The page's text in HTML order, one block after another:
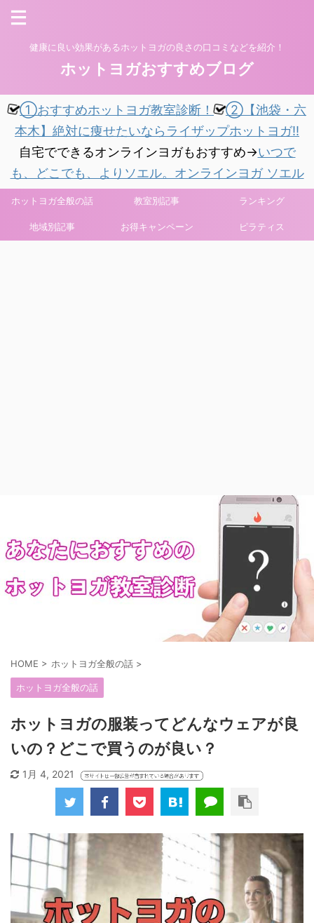
健康に良い効果があるホットヨガの良さの口コミなどを紹介！
ホットヨガおすすめブログ
①おすすめホットヨガ教室診断！
②【池袋・六
本木】絶対に痩せたいならライザップホットヨガ!!
自宅でできるオンラインヨガもおすすめ→いつで
も、どこでも、よりソエル。オンラインヨガ ソエル
ホットヨガ全般の話 教室別記事 ランキング
地域別記事 お得キャンペーン ピラティス
HOME > ホットヨガ全般の話 >
ホットヨガ全般の話
ホットヨガの服装ってどんなウェアが良
いの？どこで買うのが良い？
1月 4, 2021